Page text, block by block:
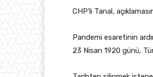
CHP’li Tanal,
Pandemi esaretinin
23 Nisan 1920 günü,